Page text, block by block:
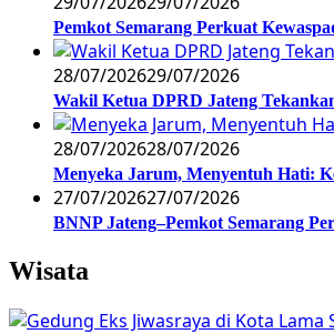
Pemkot Semarang Perkuat
28/07/202629/07/2026
Wakil Ketua DPRD Jateng
28/07/202628/07/2026
Menyeka Jarum, Menyentuh Hati:
27/07/202627/07/2026
BNNP Jateng–Pemkot Semarang
Wisata